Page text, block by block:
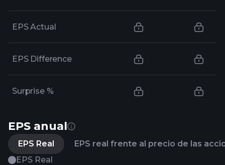
EPS Actual
EPS Difference
Surprise %
EPS anual
EPS Real
EPS real frente al precio de las
EPS Real